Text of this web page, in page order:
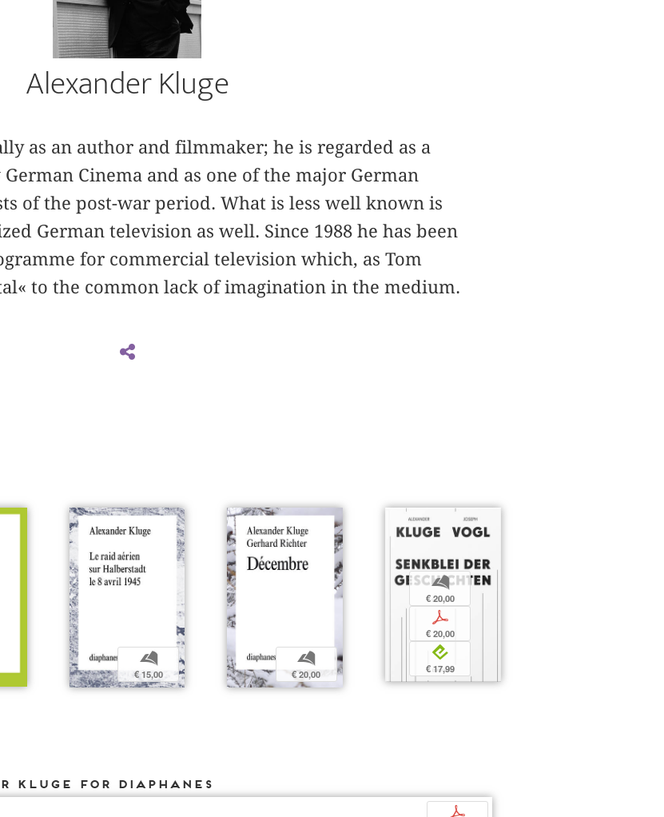
Alexander Kluge
as an author and filmmaker; he is regarded as a
Cinema and as one of the major German
of the post-war period. What is less well known is
German television as well. Since 1988 he has been
for commercial television which, as Tom
to the common lack of imagination in the medium.
b
€ 15,00
b
€ 20,00
b
€ 20,00
p
€ 20,00
e
€ 17,99
for DIAPHANES
p